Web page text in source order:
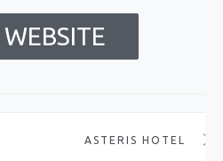
ASTERIS HOTEL